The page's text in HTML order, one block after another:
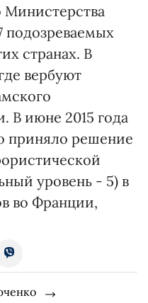
подозреваемых
странах. В
вербуют
В июне 2015 года
приняло решение
уровень - 5) в
во Франции,